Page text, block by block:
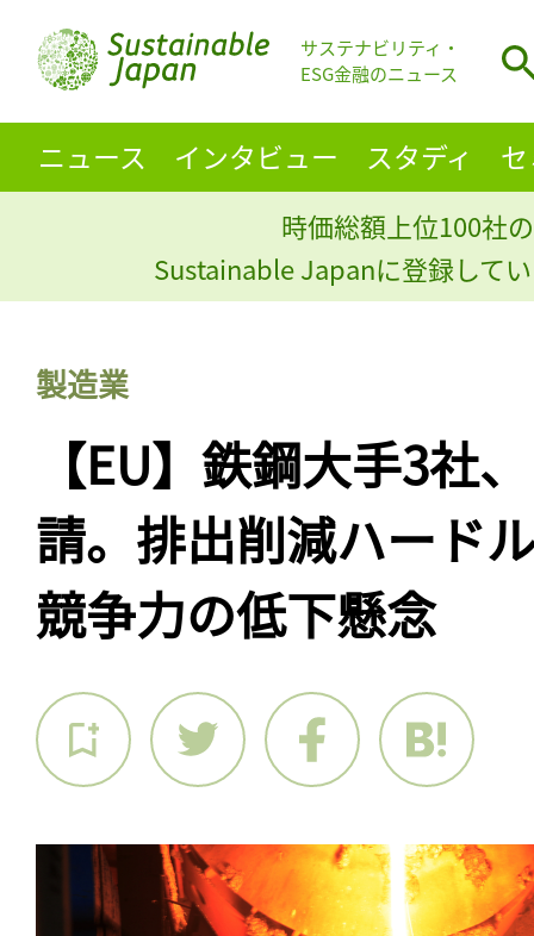
サステナビリティ・
ESG金融のニュース
ニュース インタビュー スタディ
時価総額上位100社
Sustainable Japanに登録して
製造業
【EU】鉄鋼大手3社
請。排出削減ハード
競争力の低下懸念